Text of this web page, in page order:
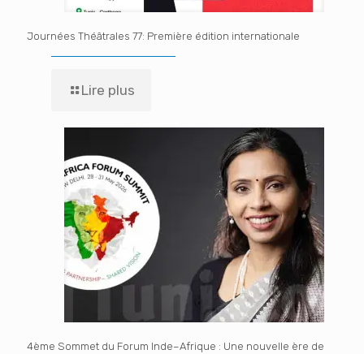
Journées Théâtrales 77: Première édition internationale
Lire plus
4ème Sommet du Forum Inde–Afrique : Une nouvelle ère de